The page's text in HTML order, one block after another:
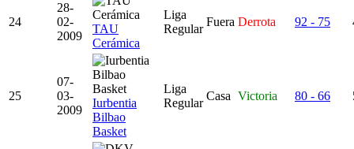
24
28-
02-
2009
TAU
Cerámica
Liga
Regular
Fuera Derrota 92 - 75
25
07-
03-
2009
Iurbentia
Bilbao
Basket
Liga
Regular
Casa Victoria 80 - 66